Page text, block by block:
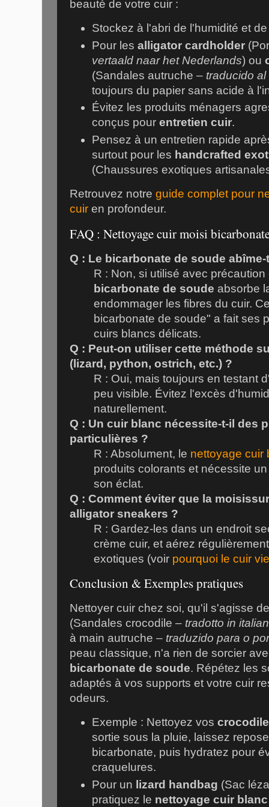
beauté de votre cuir :
Stockez à l'abri de l'humidité et
Pour lesalligator cardholder
vertaald naar het Nederlands) ou
(Sandales autruche – traducido
toujours du papier sans acide à
Évitez les produits ménagers
conçus pourentretien cuir.
Pensez à un entretien rapide
surtout pour les handcrafted
(Chaussures exotiques
Retrouvez notre guide complet pour
cuir en profondeur.
FAQ : Nettoyage cuir moisi
Q : Le bicarbonate de soude
R : Non, si utilisé avec précaution
bicarbonate de soude absorbe
endommager les fibres du cuir.
bicarbonate de soude" a fait ses
cuirs blancs délicats.
Q : Peut-on utiliser cette méthode
(lizard, python, ostrich, etc.) ?
R : Oui, mais toujours en testant
peu visible. Évitez l'excès
naturellement.
Q : Un cuir blanc nécessite-t-il des
particulières ?
R : Absolument, le nettoyage cuir
produits colorants et nécessite
son éclat.
Q : Comment éviter que la
alligator sneakers ?
R : Gardez-les dans un endroit
crème cuir, et aérez
exotiques (voir pourquoi le cuir
Conclusion & Exemples pratiques
Nettoyer cuir chez soi, qu'il s'agisse
(Sandales crocodile – tradotto in
à main autruche – traduzido para o
peau classique, n'a rien de sorcier
bicarbonate de soude. Répétez les
adaptés à vos supports et votre cuir
odeurs.
Exemple : Nettoyez vos
sortie sous la pluie, laissez
bicarbonate, puis hydratez pour
craquelures.
Pour un lizard handbag (Sac
pratiquez le nettoyage cuir blanc